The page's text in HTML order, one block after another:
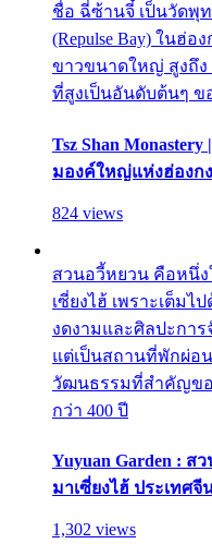
ชื่อ ฉี่ซ้านจี๋ เป็นวัดพุ
(Repulse Bay) ในฮ่
ขาวขนาดใหญ่ สูงถึง
ที่สูงเป็นอันดับต้นๆ ข
Tsz Shan
มองค์ใหญ่แห่งฮ่องกง
824 views
สวนอวี้หยวน คือหนึ่
เซี่ยงไฮ้ เพราะเต็ม
งดงามและศิลปะกา
แต่เป็นสถานที่พักผ่อ
วัฒนธรรมที่สำคัญขอ
กว่า 400 ปี
Yuyuan Garden : ส
มาเซี่ยงไฮ้ ประเทศจี
1,302 views